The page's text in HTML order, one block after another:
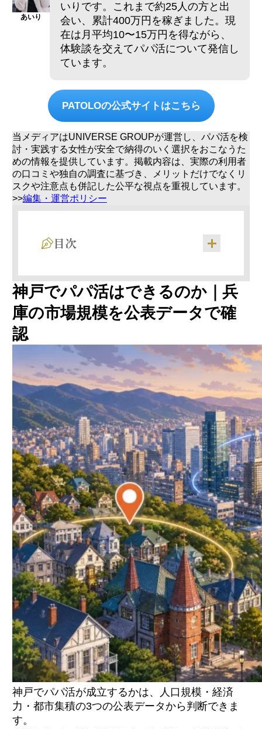
あいり
いりです。これまで約25人の方と出
会い、累計400万円を稼ぎました。現
在は月平均10〜15万円を得ながら、
体験談を交えてパパ活について発信し
ています。
PATOLOの公式サイトはこちら
当メディアはUNIVERSE GROUPが運営し、パパ活を検
討・実践する女性が安全で納得のいく選択をおこなうた
めの情報を提供しています。掲載内容は、実際の利用者
の口コミや独自の調査に基づき、メリットだけでなくリ
スクや注意点も併記した公平な視点を重視しています。
>>編集・運営ポリシー
目次
神戸の人口・経済規模｜西日本でも有数の都
市
関西で兵庫県が年収トップクラス｜doda調査
が裏付ける男性の経済力
顔合わせ・食事・大人の関係｜デート内容別
の相場目安
PATOLO 1,093人調査｜地域別お手当中央値ラ
ンキング
定期パパ獲得の関係段階｜タイプAからタイプ
Cへの移行戦略
三宮｜利便性は最高だが身バレリスクも最大
旧居留地・北野｜落ち着いた大人デート向き
の穴場
元町・ハーバーランド｜カジュアル顔合わせ
に向くエリア
西宮・芦屋｜阪神間の富裕層居住エリアで定
期パパを狙う
顔合わせ場所選びの3原則｜人目・駅近・個室
NG
三宮駅周辺のおすすめカフェ・ラウンジ
顔合わせ後にホテル直行はNG｜段階的に関係
を築く
PATOLO｜完全審査制で神戸の身バレリスク
を最小化
ペイターズ｜累計260万人超で神戸でも出会い
の母数が大きい
シュガーダディ｜運営歴18年以上の老舗で安
心して使える
神戸でパパ活はできるのか｜兵
庫の市場規模を公表データで確
認
神戸でパパ活が成立するかは、人口規模・経済
力・都市集積の3つの公表データから判断できま
す。